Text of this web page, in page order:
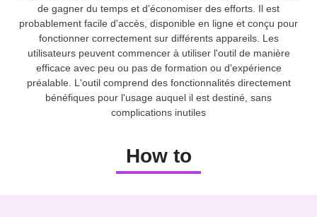
de gagner du temps et d'économiser des efforts. Il est
probablement facile d'accès, disponible en ligne et conçu pour
fonctionner correctement sur différents appareils. Les
utilisateurs peuvent commencer à utiliser l'outil de manière
efficace avec peu ou pas de formation ou d'expérience
préalable. L'outil comprend des fonctionnalités directement
bénéfiques pour l'usage auquel il est destiné, sans
complications inutiles
How to